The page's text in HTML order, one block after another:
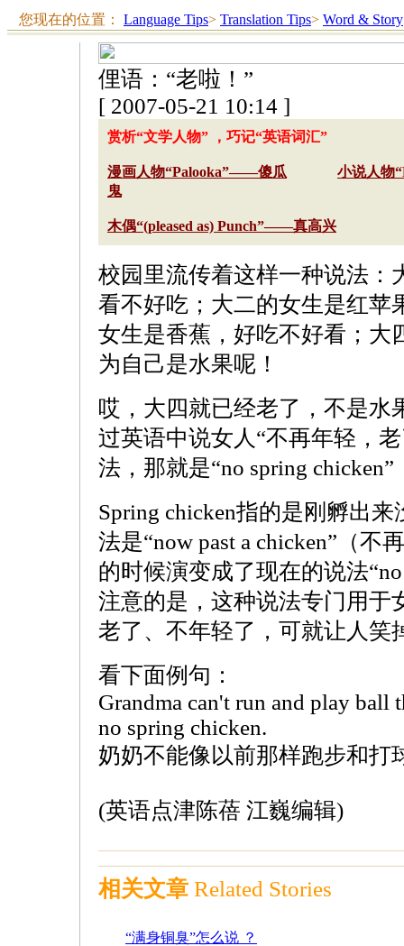
您现在的位置： Language Tips> Translation Tips> Word & Story
俚语：“老啦！”
[ 2007-05-21 10:14 ]
赏析“文学人物” ，巧记“英语词汇”
漫画人物“Palooka”——傻瓜
小说人物
鬼
木偶“(pleased as) Punch”——真高兴
校园里流传着这样一种说法：
看不好吃；大二的女生是红苹
女生是香蕉，好吃不好看；大
为自己是水果呢！
哎，大四就已经老了，不是水
过英语中说女人“不再年轻，
法，那就是“no spring
Spring chicken指的是刚孵出
法是“now past a chicken”（不
的时候演变成了现在的说法
注意的是，这种说法专门用于
老了、不年轻了，可就让人笑
看下面例句：
Grandma can't run and play ball
no spring chicken.
奶奶不能像以前那样跑步和打
(英语点津陈蓓 江巍编辑)
相关文章 Related Stories
“满身铜臭”怎么说 ？